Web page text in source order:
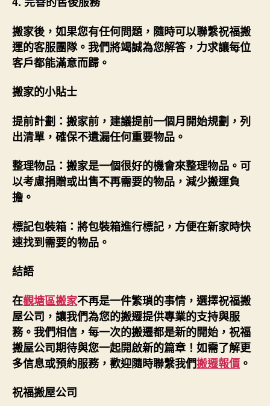
搬家後，如果您有任何問題，隨時可以聯繫祝福搬
運的客服團隊。我們將竭誠為您解答，力求讓每位
客戶都能滿意而歸。
搬家的小貼士
提前計劃：搬家前，建議提前一個月開始規劃，列
出清單，確保不遺漏任何重要物品。
整理物品：搬家是一個很好的機會來整理物品。可
以考慮捐贈或出售不再需要的物品，減少搬運負
擔。
標記包裝箱：將包裝箱進行標記，方便在新家時快
速找到需要的物品。
結語
在觀塘區搬家不再是一件繁瑣的事情，選擇祝福搬
屋公司，讓我們為您的搬遷提供專業的支持與服
務。我們相信，每一次的搬遷都是新的開始，祝福
搬屋公司期待與您一起開啟新的篇章！如需了解更
多信息或預約服務，歡迎隨時聯繫我們搬遷報價 。
祝福搬屋公司